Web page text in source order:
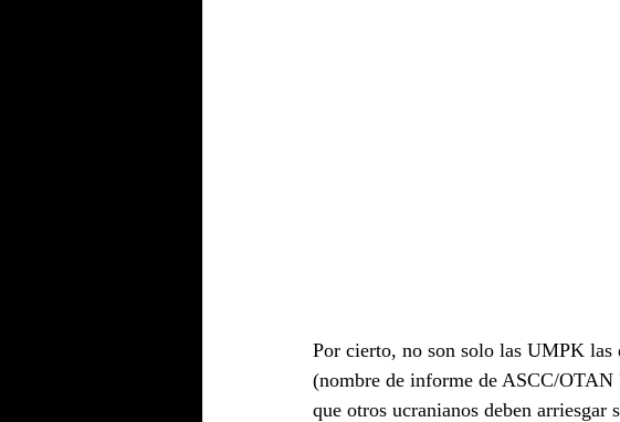
Por cierto, no son solo las UMPK las
(nombre de informe de ASCC/
que otros ucranianos deben arriesgar